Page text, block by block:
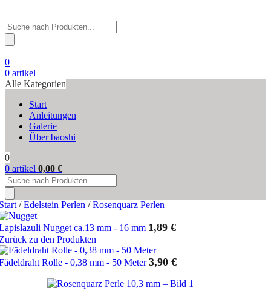
Products
search
0
0 artikel
Alle Kategorien
Start
Anleitungen
Galerie
Über baoshi
0
0 artikel 0,00 €
Products
search
/ Edelstein Perlen / Rosenquarz Perlen
Nugget ca.13 mm - 16 mm 1,89 €
zu den Produkten
Rolle - 0,38 mm - 50 Meter3,90 €